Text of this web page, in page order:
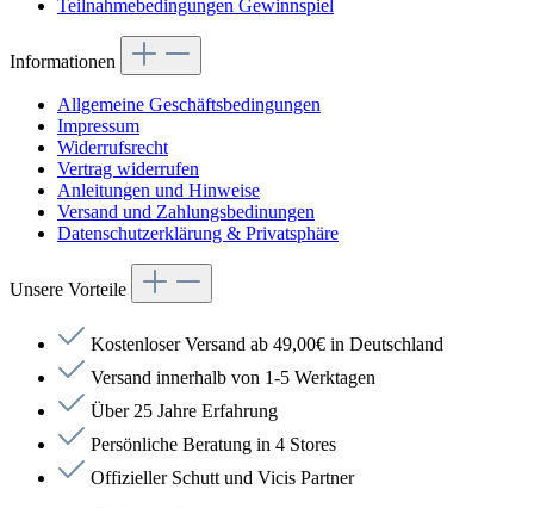
Teilnahmebedingungen Gewinnspiel
Informationen
Allgemeine Geschäftsbedingungen
Impressum
Widerrufsrecht
Vertrag widerrufen
Anleitungen und Hinweise
Versand und Zahlungsbedinungen
Datenschutzerklärung & Privatsphäre
Unsere Vorteile
Kostenloser Versand ab 49,00€ in Deutschland
Versand innerhalb von 1-5 Werktagen
Über 25 Jahre Erfahrung
Persönliche Beratung in 4 Stores
Offizieller Schutt und Vicis Partner